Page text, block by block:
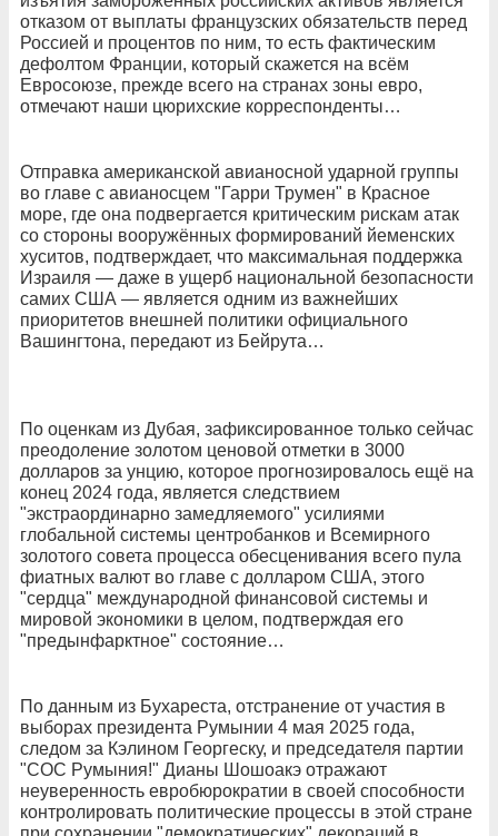
отказом от выплаты французских обязательств перед
Россией и процентов по ним, то есть фактическим
дефолтом Франции, который скажется на всём
Евросоюзе, прежде всего на странах зоны евро,
отмечают наши цюрихские корреспонденты…
Отправка американской авианосной ударной группы
во главе с авианосцем "Гарри Трумен" в Красное
море, где она подвергается критическим рискам атак
со стороны вооружённых формирований йеменских
хуситов, подтверждает, что максимальная поддержка
Израиля — даже в ущерб национальной безопасности
самих США — является одним из важнейших
приоритетов внешней политики официального
Вашингтона, передают из Бейрута…
По оценкам из Дубая, зафиксированное только сейчас
преодоление золотом ценовой отметки в 3000
долларов за унцию, которое прогнозировалось ещё на
конец 2024 года, является следствием
"экстраординарно замедляемого" усилиями
глобальной системы центробанков и Всемирного
золотого совета процесса обесценивания всего пула
фиатных валют во главе с долларом США, этого
"сердца" международной финансовой системы и
мировой экономики в целом, подтверждая его
"предынфарктное" состояние…
По данным из Бухареста, отстранение от участия в
выборах президента Румынии 4 мая 2025 года,
следом за Кэлином Георгеску, и председателя партии
"СОС Румыния!" Дианы Шошоакэ отражают
неуверенность евробюрократии в своей способности
контролировать политические процессы в этой стране